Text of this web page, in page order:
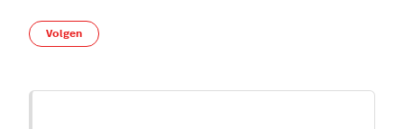
Volgen